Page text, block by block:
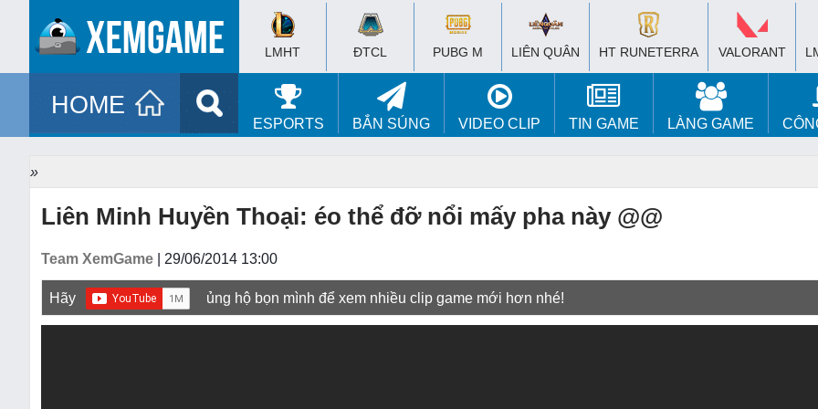
LMHT ĐTCL PUBG M LIÊN QUÂN HT RUNETERRA VALORANT
HOME
ESPORTS BẮN SÚNG VIDEO CLIP TIN GAME LÀNG GAME
»
Liên Minh Huyền Thoại: éo thể đỡ nổi mấy pha này @@
Team XemGame | 29/06/2014 13:00
Hãy ủng hộ bọn mình để xem nhiều clip game mới hơn nhé!